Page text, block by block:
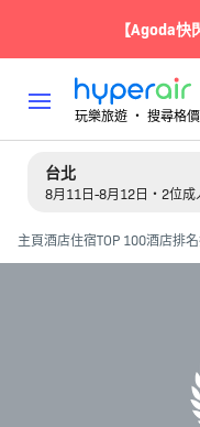
【Agoda
玩樂旅遊 ‧ 搜尋格價
台北
8月11日-8月12日・2位成
主頁酒店住宿TOP 100酒店排